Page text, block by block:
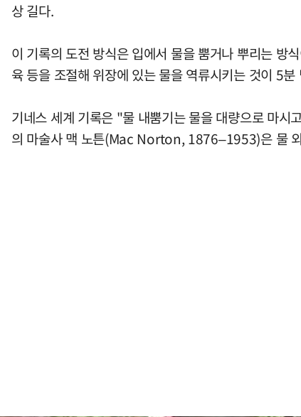
상 길다.
이 기록의 도전 방식은 입에서 물을 뿜거나 뿌리는 방
육 등을 조절해 위장에 있는 물을 역류시키는 것이 5
기네스 세계 기록은 "물 내뿜기는 물을 대량으로 마
의 마술사 맥 노튼(Mac Norton, 1876–1953)은 물